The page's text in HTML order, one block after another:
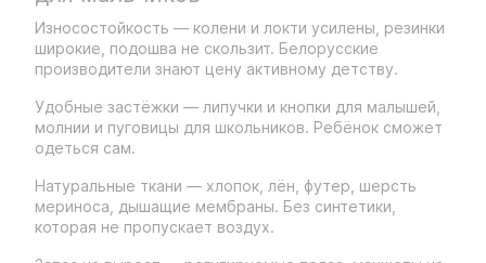
Износостойкость — колени и локти усилены, резинки
широкие, подошва не скользит. Белорусские
производители знают цену активному детству.
Удобные застёжки — липучки и кнопки для малышей,
молнии и пуговицы для школьников. Ребёнок сможет
одеться сам.
Натуральные ткани — хлопок, лён, футер, шерсть
мериноса, дышащие мембраны. Без синтетики,
которая не пропускает воздух.